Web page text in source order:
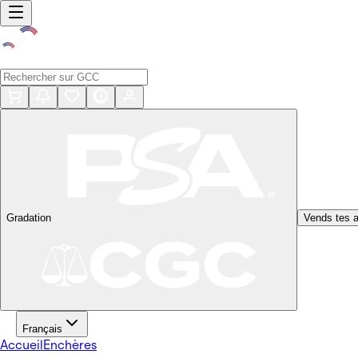
Gradation Vends tes
Français
AccueilEnchères